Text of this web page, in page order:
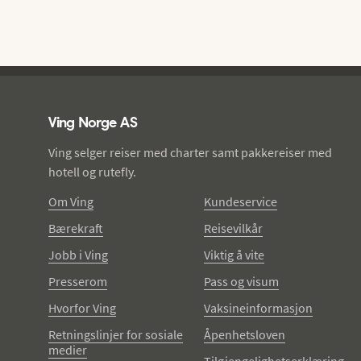
Ving Norge AS
Ving selger reiser med charter samt pakkereiser med
hotell og rutefly.
Om Ving
Bærekraft
Jobb i Ving
Presserom
Hvorfor Ving
Retningslinjer for sosiale
medier
Kundeservice
Reisevilkår
Viktig å vite
Pass og visum
Vaksineinformasjon
Åpenhetsloven